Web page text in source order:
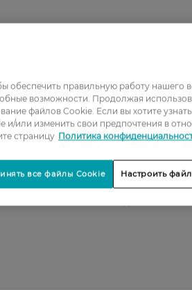
1
2
обеспечить правильную работу нашего
возможности. Продолжая
файлов Cookie. Если вы хотите
и/или изменить свои предпочтения в
страницу Политика
Настроить
все файлы Cookie